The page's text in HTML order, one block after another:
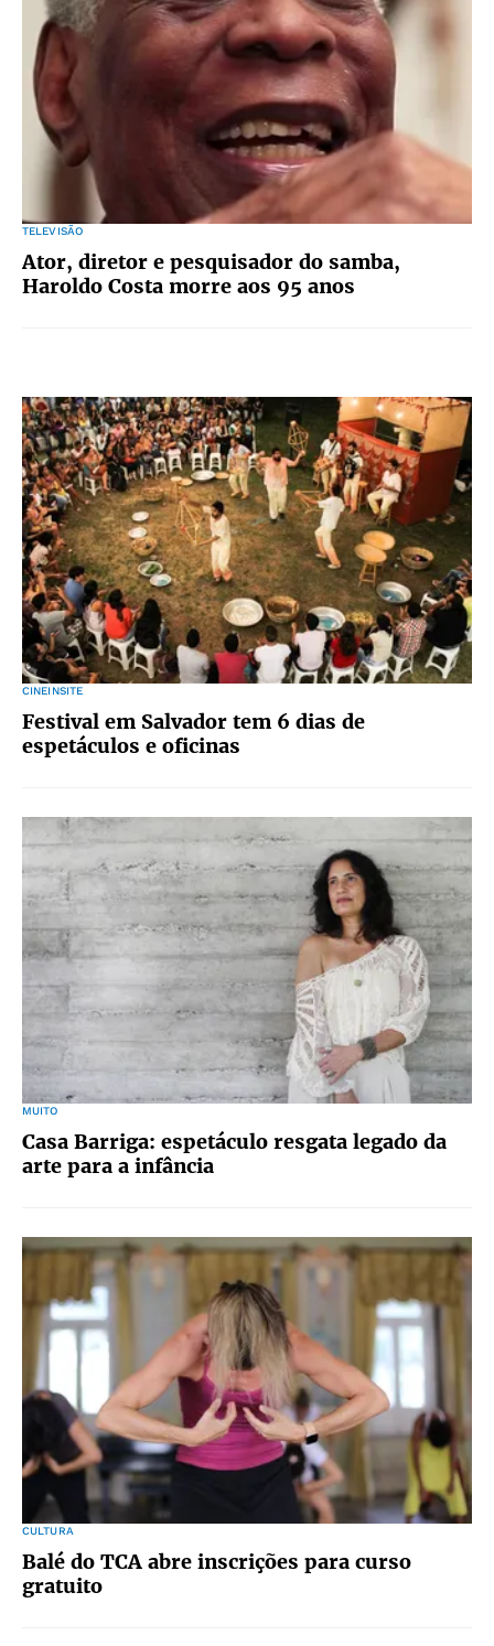
TELEVISÃO
Ator, diretor e pesquisador do samba,
Haroldo Costa morre aos 95 anos
CINEINSITE
Festival em Salvador tem 6 dias de
espetáculos e oficinas
MUITO
Casa Barriga: espetáculo resgata legado da
arte para a infância
CULTURA
Balé do TCA abre inscrições para curso
gratuito